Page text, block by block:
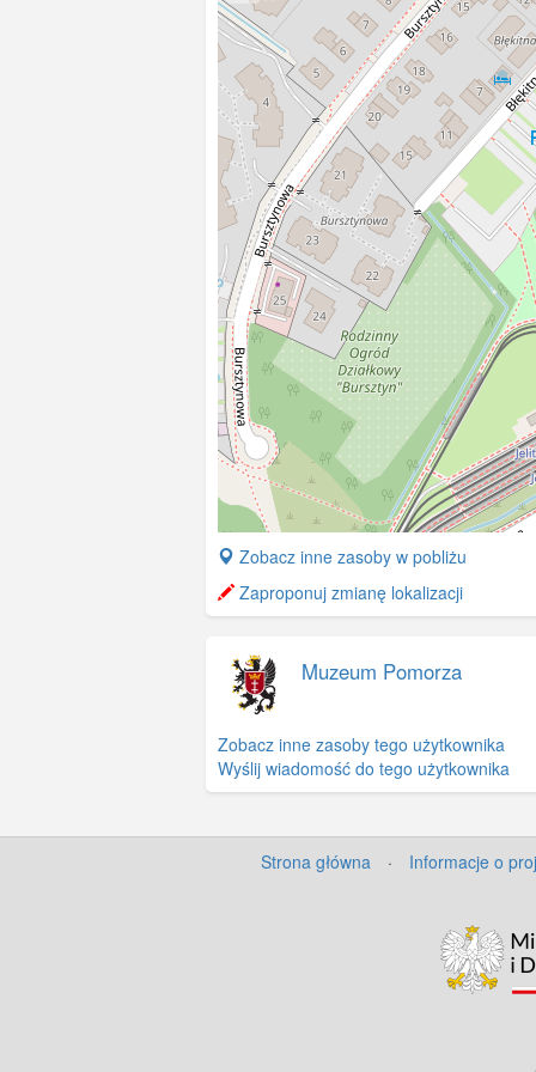
+
−
Zobacz inne zasoby w pobliżu
Zaproponuj zmianę lokalizacji
Muzeum Pomorza
Zobacz inne zasoby tego użytkownika
Wyślij wiadomość do tego użytkownika
Strona główna · Informacje o